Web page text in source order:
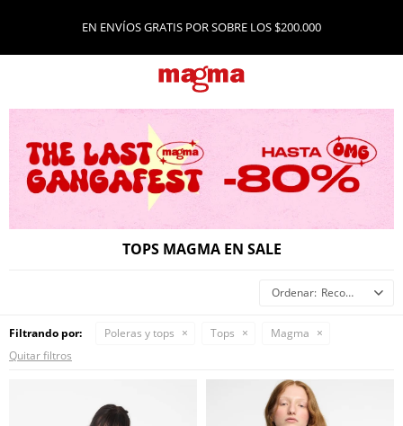
EN ENVÍOS GRATIS POR SOBRE LOS $200.000
TOPS MAGMA EN SALE
Recomendados
Filtrando por: Poleras y tops Tops
Magma
Quitar filtros